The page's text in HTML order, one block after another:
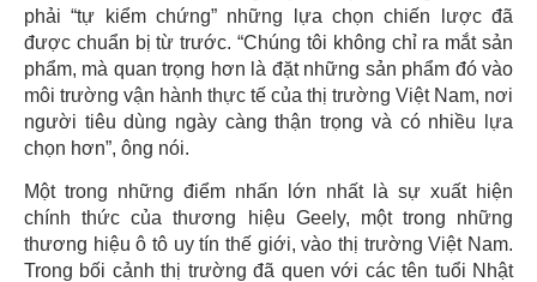
phải “tự kiểm chứng” những lựa chọn chiến lược đã
được chuẩn bị từ trước. “Chúng tôi không chỉ ra mắt sản
phẩm, mà quan trọng hơn là đặt những sản phẩm đó vào
môi trường vận hành thực tế của thị trường Việt Nam, nơi
người tiêu dùng ngày càng thận trọng và có nhiều lựa
chọn hơn”, ông nói.
Một trong những điểm nhấn lớn nhất là sự xuất hiện
chính thức của thương hiệu Geely, một trong những
thương hiệu ô tô uy tín thế giới, vào thị trường Việt Nam.
Trong bối cảnh thị trường đã quen với các tên tuổi Nhật